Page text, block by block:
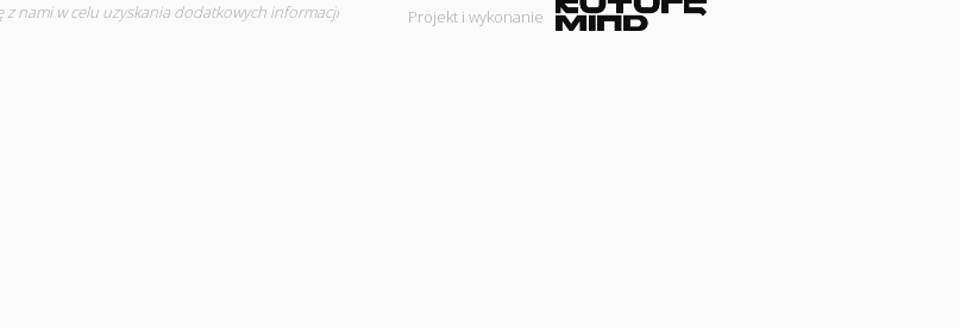
z nami w celu uzyskania dodatkowych informacji Projekt i wykonanie